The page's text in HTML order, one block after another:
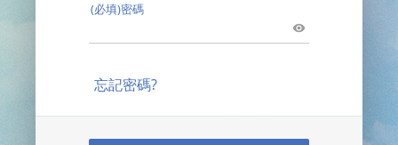
(必填)密碼
忘記密碼?